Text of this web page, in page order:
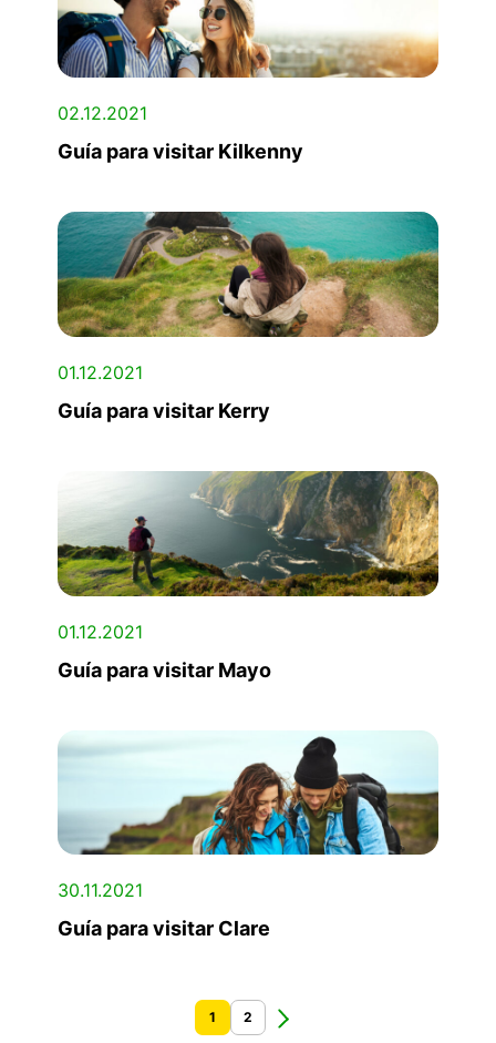
02.12.2021
Guía para visitar Kilkenny
01.12.2021
Guía para visitar Kerry
01.12.2021
Guía para visitar Mayo
30.11.2021
Guía para visitar Clare
1 2